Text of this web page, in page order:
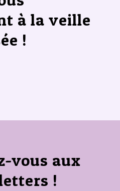
à la veille
!
vous aux
!